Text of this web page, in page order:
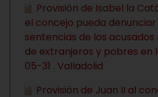
Provisión de Isabel la
el concejo pueda
sentencias de los
de extranjeros y pobres en
05-31 . Valladolid
Provisión de Juan II al